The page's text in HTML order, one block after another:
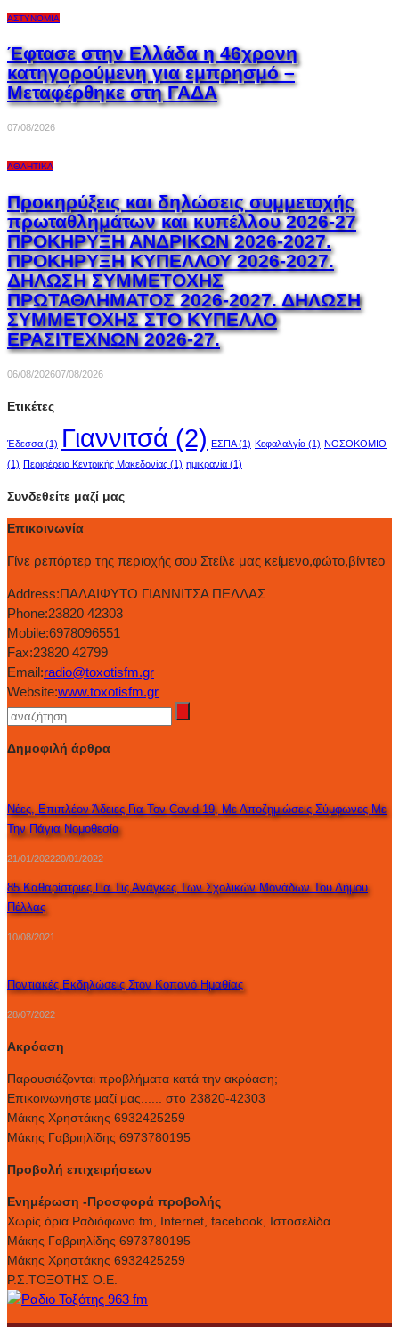
ΑΣΤΥΝΟΜΊΑ
Έφτασε στην Ελλάδα η 46χρονη
κατηγορούμενη για εμπρησμό –
Μεταφέρθηκε στη ΓΑΔΑ
07/08/2026
ΑΘΛΗΤΙΚΆ
Προκηρύξεις και δηλώσεις συμμετοχής
πρωταθλημάτων και κυπέλλου 2026-27
ΠΡΟΚΗΡΥΞΗ ΑΝΔΡΙΚΩΝ 2026-2027.
ΠΡΟΚΗΡΥΞΗ ΚΥΠΕΛΛΟΥ 2026-2027.
ΔΗΛΩΣΗ ΣΥΜΜΕΤΟΧΗΣ
ΠΡΩΤΑΘΛΗΜΑΤΟΣ 2026-2027. ΔΗΛΩΣΗ
ΣΥΜΜΕΤΟΧΗΣ ΣΤΟ ΚΥΠΕΛΛΟ
ΕΡΑΣΙΤΕΧΝΩΝ 2026-27.
06/08/202607/08/2026
Ετικέτες
Έδεσσα (1) Γιαννιτσά (2) ΕΣΠΑ(1) Κεφαλαλγία (1) ΝΟΣΟΚΟΜΙΟ
(1) Περιφέρεια Κεντρικής Μακεδονίας (1) ημικρανία (1)
Συνδεθείτε μαζί μας
Επικοινωνία
Γίνε ρεπόρτερ της περιοχής σου Στείλε μας κείμενο,φώτο,βίντεο
Address:ΠΑΛΑΙΦΥΤΟ ΓΙΑΝΝΙΤΣΑ ΠΕΛΛΑΣ
Phone:23820 42303
Mobile:6978096551
Fax:23820 42799
Email:radio@toxotisfm.gr
Website:www.toxotisfm.gr
Δημοφιλή άρθρα
Νέες, Επιπλέον Άδειες Για Τον Covid-19, Με Αποζημιώσεις Σύμφωνες Με
Την Πάγια Νομοθεσία
21/01/202220/01/2022
85 Καθαρίστριες Για Τις Ανάγκες Των Σχολικών Μονάδων Του Δήμου
Πέλλας
10/08/2021
Ποντιακές Εκδηλώσεις Στον Κοπανό Ημαθίας
28/07/2022
Ακρόαση
Παρουσιάζονται προβλήματα κατά την ακρόαση;
Επικοινωνήστε μαζί μας...... στο 23820-42303
Μάκης Χρηστάκης 6932425259
Μάκης Γαβριηλίδης 6973780195
Προβολή επιχειρήσεων
Ενημέρωση -Προσφορά προβολής
Xωρίς όρια Ραδιόφωνο fm, Internet, facebook, Ιστοσελίδα
Μάκης Γαβριηλίδης 6973780195
Μάκης Χρηστάκης 6932425259
Ρ.Σ.ΤΟΞΟΤΗΣ Ο.Ε.